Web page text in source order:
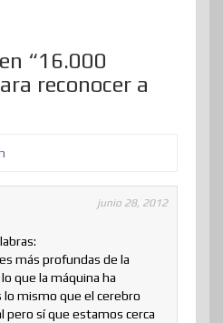
“16.000
reconocer a
junio 28, 2012
más profundas de la
que la máquina ha
mismo que el cerebro
pero sí que estamos cerca